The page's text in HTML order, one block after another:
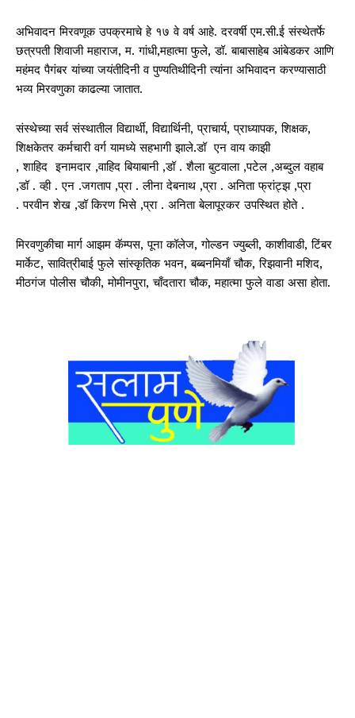
अभिवादन मिरवणूक उपक्रमाचे हे १७ वे वर्ष आहे. दरवर्षी एम.सी.ई संस्थेतर्फे
छत्रपती शिवाजी महाराज, म. गांधी,महात्मा फुले, डॉ. बाबासाहेब आंबेडकर आणि
महंमद पैगंबर यांच्या जयंतीदिनी व पुण्यतिथीदिनी त्यांना अभिवादन करण्यासाठी
भव्य मिरवणुका काढल्या जातात.
संस्थेच्या सर्व संस्थातील विद्यार्थी, विद्यार्थिनी, प्राचार्य, प्राध्यापक, शिक्षक,
शिक्षकेतर कर्मचारी वर्ग यामध्ये सहभागी झाले.डॉ एन वाय काझी
, शाहिद इनामदार ,वाहिद बियाबानी ,डॉ . शैला बुटवाला ,पटेल ,अब्दुल वहाब
,डॉ . व्ही . एन .जगताप ,प्रा . लीना देबनाथ ,प्रा . अनिता फ्रांट्झ ,प्रा
. परवीन शेख ,डॉ किरण भिसे ,प्रा . अनिता बेलापूरकर उपस्थित होते .
मिरवणुकीचा मार्ग आझम कॅम्पस, पूना कॉलेज, गोल्डन ज्युब्ली, काशीवाडी, टिंबर
मार्केट, सावित्रीबाई फुले सांस्कृतिक भवन, बब्बनमियाँ चौक, रिझवानी मशिद,
मीठगंज पोलीस चौकी, मोमीनपुरा, चाँदतारा चौक, महात्मा फुले वाडा असा होता.